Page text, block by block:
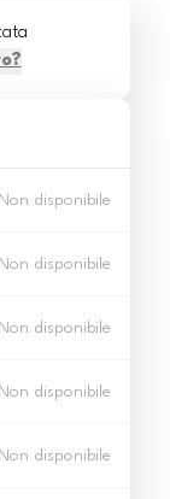
Non disponibile
Non disponibile
Non disponibile
Non disponibile
Non disponibile